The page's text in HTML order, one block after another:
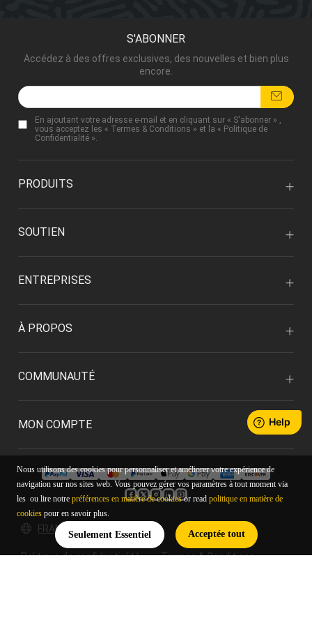
S'ABONNER
Accédez à des offres exclusives, des nouvelles et bien plus
encore.
En ajoutant votre adresse e-mail et en cliquant sur « S'abonner » ,
vous acceptez les « Termes & Conditions » et la « Politique de
Confidentialité ».
PRODUITS
SOUTIEN
ENTREPRISES
À PROPOS
COMMUNAUTÉ
MON COMPTE
FRANÇAIS/EUR
Politique de confidentialité
Termes & Conditions
Nous utilisons des cookies pour personnaliser et améliorer votre expérience de
navigation sur nos sites web. Vous pouvez gérer vos paramètres à tout moment via
les ou lire notre préférences en matière de cookiesor read politique en matière de
cookies pour en savoir plus.
Seulement Essentiel Acceptée tout